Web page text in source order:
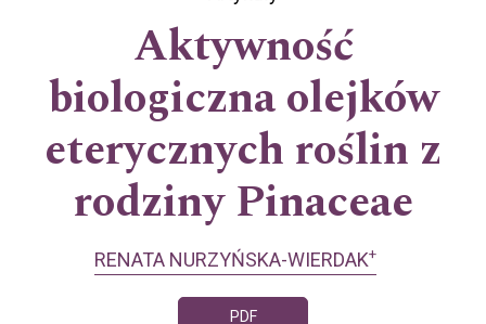
Aktywność
biologiczna olejków
eterycznych roślin z
rodziny Pinaceae
RENATA NURZYŃSKA-WIERDAK+
PDF